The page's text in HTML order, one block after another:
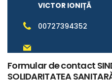
VICTOR IONIȚĂ
00727394352
Formular de contact
SOLIDARITATEA